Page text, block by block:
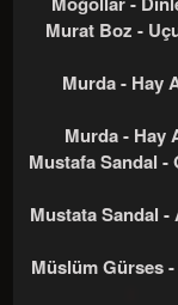
Murat Boz -
Murda - Hay
Murda - Hay
Mustafa Sandal -
Mustata Sandal -
Müslüm Gürses